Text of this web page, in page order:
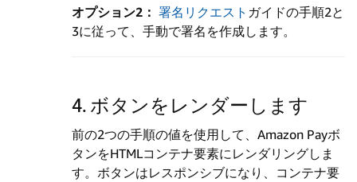
オプション2： 署名リクエスト ガイドの手順2と
3に従って、手動で署名を作成します。
4. ボタンをレンダーします
前の2つの手順の値を使用して、Amazon Payボ
タンをHTMLコンテナ要素にレンダリングしま
す。ボタンはレスポンシブになり、コンテナ要